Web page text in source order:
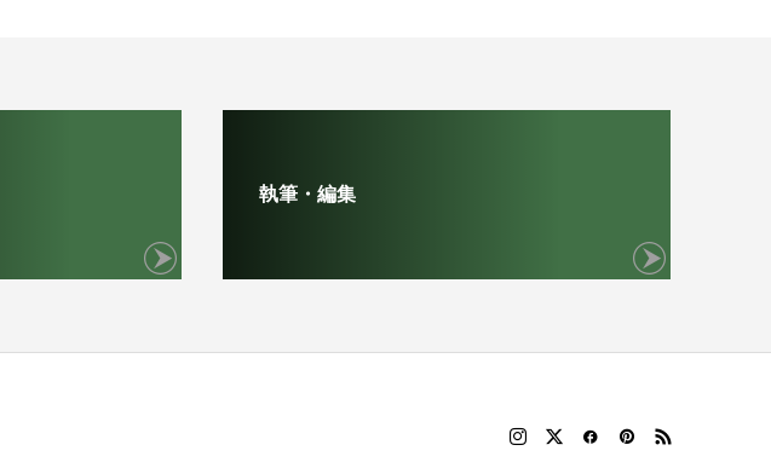
執筆・編集